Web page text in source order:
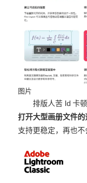
图片
排版人苦 Id 卡
打开大型画册文件
支持更稳定，再也不